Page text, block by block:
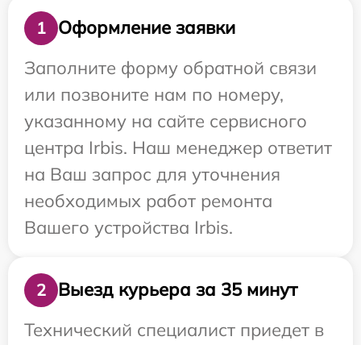
1
Оформление заявки
Заполните форму обратной связи
или позвоните нам по номеру,
указанному на сайте сервисного
центра Irbis. Наш менеджер ответит
на Ваш запрос для уточнения
необходимых работ ремонта
Вашего устройства Irbis.
2
Выезд курьера за 35 минут
Технический специалист приедет в